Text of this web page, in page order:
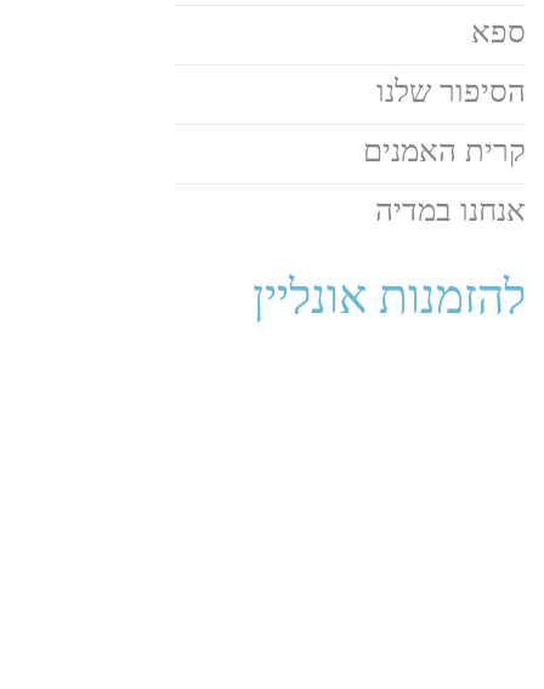
ספא
הסיפור שלנו
קרית האמנים
אנחנו במדיה
להזמנות אונליין